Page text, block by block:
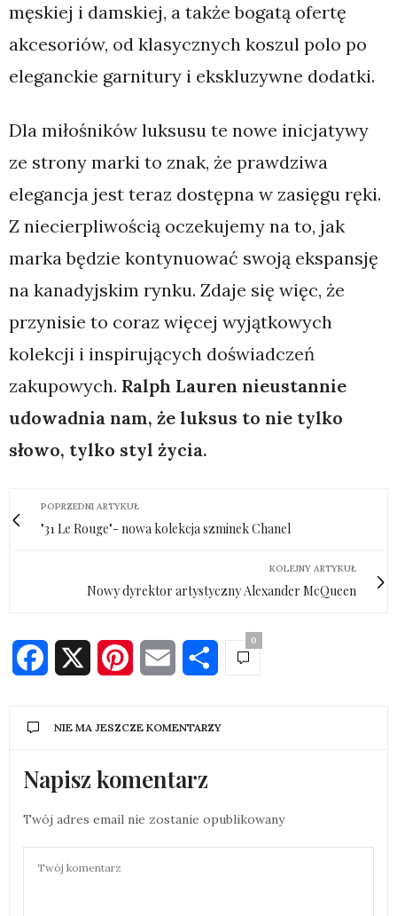
męskiej i damskiej, a także bogatą ofertę
akcesoriów, od klasycznych koszul polo po
eleganckie garnitury i ekskluzywne dodatki.
Dla miłośników luksusu te nowe inicjatywy
ze strony marki to znak, że prawdziwa
elegancja jest teraz dostępna w zasięgu ręki.
Z niecierpliwością oczekujemy na to, jak
marka będzie kontynuować swoją ekspansję
na kanadyjskim rynku. Zdaje się więc, że
przynisie to coraz więcej wyjątkowych
kolekcji i inspirujących doświadczeń
zakupowych. Ralph Lauren nieustannie
udowadnia nam, że luksus to nie tylko
słowo, tylko styl życia.
POPRZEDNI ARTYKUŁ
"31 Le Rouge"- nowa kolekcja szminek Chanel
KOLEJNY ARTYKUŁ
Nowy dyrektor artystyczny Alexander McQueen
Facebook PinterestEmail Share
0
NIE MA JESZCZE KOMENTARZY
Napisz komentarz
Twój adres email nie zostanie opublikowany